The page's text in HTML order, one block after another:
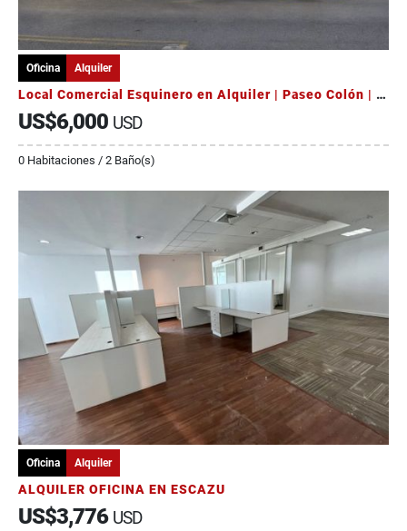
Oficina Alquiler
Local Comercial Esquinero en Alquiler | Paseo Colón | 274 m²
US$6,000 USD
0 Habitaciones / 2 Baño(s)
Oficina Alquiler
ALQUILER OFICINA EN ESCAZU
US$3,776 USD